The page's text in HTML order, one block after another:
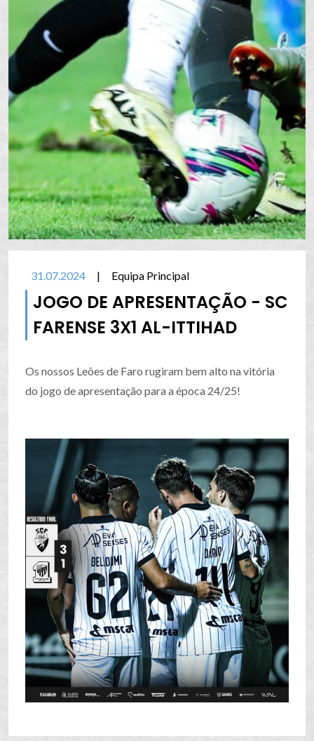
31.07.2024 | Equipa Principal
JOGO DE APRESENTAÇÃO - SC
FARENSE 3X1 AL-ITTIHAD
Os nossos Leões de Faro rugiram bem alto na vitória
do jogo de apresentação para a época 24/25!